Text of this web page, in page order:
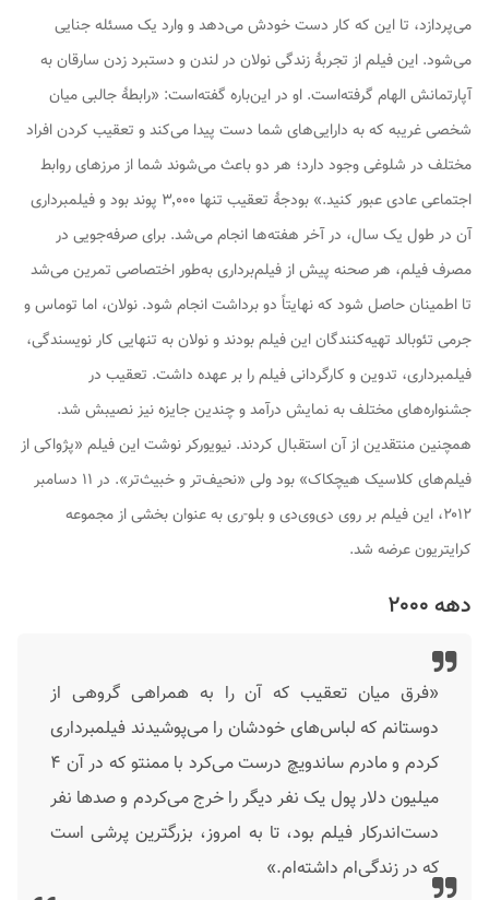
می‌پردازد، تا این که کار دست خودش می‌دهد و وارد یک مسئله جنایی
می‌شود. این فیلم از تجربهٔ زندگی نولان در لندن و دستبرد زدن سارقان به
آپارتمانش الهام گرفته‌است. او در این‌باره گفته‌است: «رابطهٔ جالبی میان
شخصی غریبه که به دارایی‌های شما دست پیدا می‌کند و تعقیب کردن افراد
مختلف در شلوغی وجود دارد؛ هر دو باعث می‌شوند شما از مرزهای روابط
اجتماعی عادی عبور کنید.» بودجهٔ تعقیب
تنها ۳٬۰۰۰ پوند بود و فیلمبرداری
آن در طول یک سال، در آخر هفته‌ها انجام می‌شد. برای صرفه‌جویی در
مصرف فیلم، هر صحنه پیش از فیلم‌برداری به‌طور اختصاصی تمرین می‌شد
تا اطمینان حاصل شود که نهایتاً دو برداشت انجام شود. نولان، اما توماس و
جرمی تئوبالد تهیه‌کنندگان این فیلم بودند و نولان به تنهایی کار نویسندگی،
فیلمبرداری، تدوین و کارگردانی فیلم را بر عهده داشت. تعقیب در
جشنواره‌های مختلف به نمایش درآمد و چندین جایزه نیز نصیبش شد.
همچنین منتقدین از آن استقبال کردند. نیویورکرنوشت این فیلم «پژواکی از
فیلم‌های کلاسیک هیچکاک» بود ولی «نحیف‌تر و خبیث‌تر». در ۱۱ دسامبر
۲۰۱۲، این فیلم بر روی دی‌وی‌دی و بلو-ری به عنوان بخشی از مجموعه
کرایتریون عرضه شد.
دهه ۲۰۰۰
«فرق میان تعقیبکه آن را به همراهی گروهی از
دوستانم که لباس‌های خودشان را می‌پوشیدند فیلمبرداری
کردم و مادرم ساندویچ درست می‌کرد باممنتو
که در آن ۴
میلیون دلار پول یک نفر دیگر را خرج می‌کردم و صدها نفر
دست‌اندرکار فیلم بود، تا به امروز، بزرگترین پرشی است
که در زندگی‌ام داشته‌ام.»